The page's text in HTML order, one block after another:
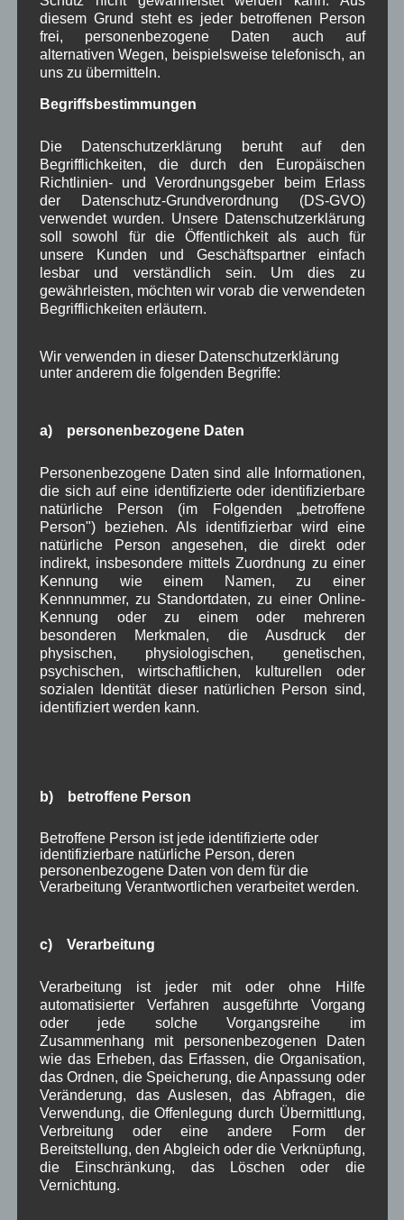
Neueste Kommentare
WBEbeiÜber uns
Josef Otler, Verein fürr Geschichte
Beitragsarchiv
August 2026(2)
Juli 2026(9)
Juni 2026
(4)
Mai 2026(11)
April 2026 (8)
Januar 2026(8)
Oktober 2025
September 2025
Juli 2025(9)
Juni 2025(7)
Mai 2025(3)
April 2025(8)
März 2025(5)
Februar 2025
Januar 2025(8)
Dezember 2024
(7)
November 2024 (14)
Oktober 2024(10)
September 2024
August 2024 (2)
Juli 2024(9)
Februar 2024(4)
Dezember 2023(8)
November 2023(5)
Oktober 2023(8)
September 2023(8)
Juni 2023(7)
April 2023(10)
März 2023(5)
Februar 2023(3)
Januar 2023(8)
Dezember 2022(7)
November 2022(8)
Oktober 2022(8)
September 2022(2)
August 2022(6)
Juli 2022(5)
Juni 2022(4)
diesem Grund steht es jeder betroffenen Person
frei, personenbezogene Daten auch auf
alternativen Wegen, beispielsweise telefonisch, an
uns zu übermitteln.
Begriffsbestimmungen
Die Datenschutzerklärung beruht auf den
Begrifflichkeiten, die durch den Europäischen
Richtlinien- und Verordnungsgeber beim Erlass
der Datenschutz-Grundverordnung (DS-GVO)
verwendet wurden. Unsere Datenschutzerklärung
soll sowohl für die Öffentlichkeit als auch für
unsere Kunden und Geschäftspartner einfach
lesbar und verständlich sein. Um dies zu
gewährleisten, möchten wir vorab die verwendeten
Begrifflichkeiten erläutern.
Wir verwenden in dieser Datenschutzerklärung
unter anderem die folgenden Begriffe:
a) personenbezogene Daten
Personenbezogene Daten sind alle Informationen,
die sich auf eine identifizierte oder identifizierbare
natürliche Person (im Folgenden „betroffene
Person") beziehen. Als identifizierbar wird eine
natürliche Person angesehen, die direkt oder
indirekt, insbesondere mittels Zuordnung zu einer
Kennung wie einem Namen, zu einer
Kennnummer, zu Standortdaten, zu einer Online-
Kennung oder zu einem oder mehreren
besonderen Merkmalen, die Ausdruck der
physischen, physiologischen, genetischen,
psychischen, wirtschaftlichen, kulturellen oder
sozialen Identität dieser natürlichen Person sind,
identifiziert werden kann.
b) betroffene Person
Betroffene Person ist jede identifizierte oder
identifizierbare natürliche Person, deren
personenbezogene Daten von dem für die
Verarbeitung Verantwortlichen verarbeitet werden.
c) Verarbeitung
Verarbeitung ist jeder mit oder ohne Hilfe
automatisierter Verfahren ausgeführte Vorgang
oder jede solche Vorgangsreihe im
Zusammenhang mit personenbezogenen Daten
wie das Erheben, das Erfassen, die Organisation,
das Ordnen, die Speicherung, die Anpassung oder
Veränderung, das Auslesen, das Abfragen, die
Verwendung, die Offenlegung durch Übermittlung,
Verbreitung oder eine andere Form der
Bereitstellung, den Abgleich oder die Verknüpfung,
die Einschränkung, das Löschen oder die
Vernichtung.